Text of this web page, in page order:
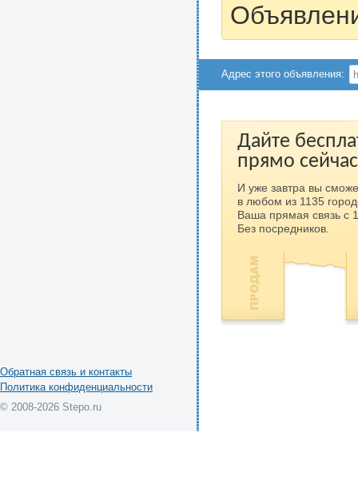
Адрес этого объявления:
Дайте
прямо
И уже завтра вы
в любом из 1135
Ваша прямая связь с
Без посредников.
Обратная связь и контакты
Политика конфиденциальности
© 2008-2026 Stepo.ru